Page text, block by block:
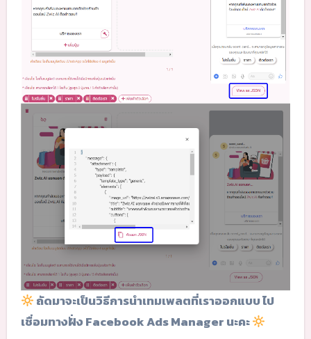
ถัดมาจะเป็นวิธีการนำเทมเพลตที่เราออกแบบ ไป
เชื่อมทางฝั่ง Facebook Ads Manager นะคะ